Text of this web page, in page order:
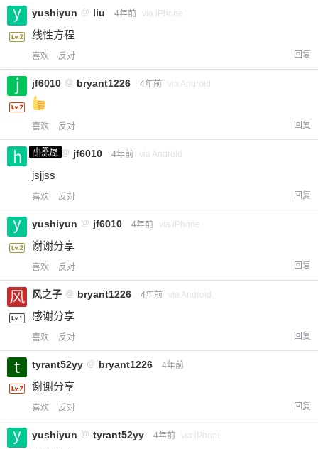
yushiyun @ liu 4年前 via iPhone
线性方程
喜欢 反对 回复
jf6010 @ bryant1226 4年前 via Android
喜欢 反对 回复
小黑屋
hhhh @ jf6010 4年前 via Android
jsjjss
喜欢 反对 回复
yushiyun @ jf6010 4年前 via iPhone
谢谢分享
喜欢 反对 回复
风之子 @ bryant1226 4年前 via Android
感谢分享
喜欢 反对 回复
tyrant52yy @ bryant1226 4年前
谢谢分享
喜欢 反对 回复
yushiyun @ tyrant52yy 4年前 via iPhone